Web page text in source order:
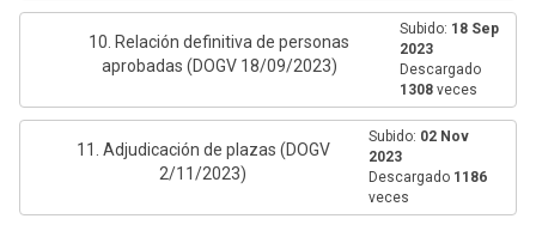
10. Relación definitiva de personas
aprobadas (DOGV 18/09/2023)
Subido: 18 Sep
2023
Descargado
1308 veces
11. Adjudicación de plazas (DOGV
2/11/2023)
Subido: 02 Nov
2023
Descargado 1186
veces